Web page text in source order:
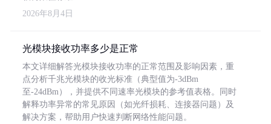
2026年8月4日
光模块接收功率多少是正常
本文详细解答光模块接收功率的正常范围及影响因素，重
点分析千兆光模块的收光标准（典型值为-3dBm
至-24dBm），并提供不同速率光模块的参考值表格。同时
解释功率异常的常见原因（如光纤损耗、连接器问题）及
解决方案，帮助用户快速判断网络性能问题。